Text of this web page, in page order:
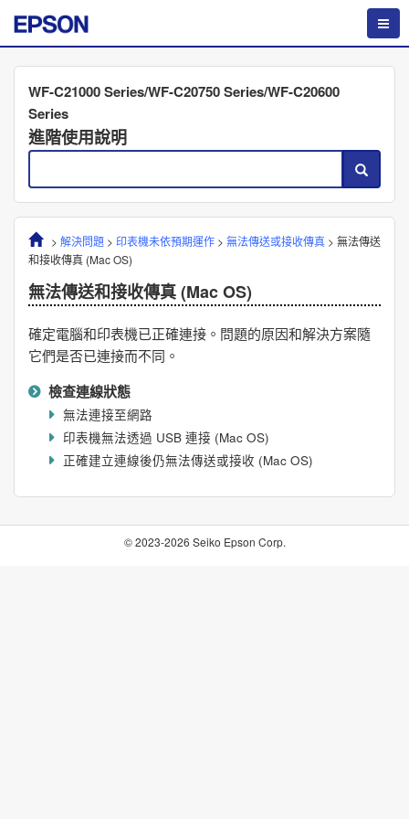
WF-C21000 Series/WF-C20750 Series/WF-C20600
Series
進階使用說明
> 解決問題> 印表機未依預期運作> 無法傳送或接收傳真> 無法傳送
和接收傳真 (Mac OS)
無法傳送和接收傳真 (Mac OS)
確定電腦和印表機已正確連接。問題的原因和解決方案隨
它們是否已連接而不同。
檢查連線狀態
無法連接至網路
印表機無法透過 USB 連接 (Mac OS)
正確建立連線後仍無法傳送或接收 (Mac OS)
© 2023-2026 Seiko Epson Corp.